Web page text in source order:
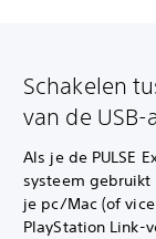
Schakelen
van de
Als je de PULSE
systeem gebruikt
je pc/Mac (of
PlayStation Link-